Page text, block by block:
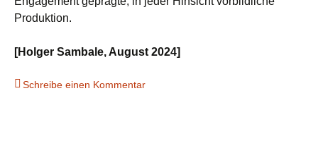
Produktion.
[Holger Sambale, August 2024]
Schreibe einen Kommentar